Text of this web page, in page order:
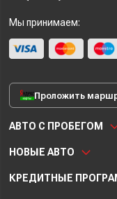
Мы принимаем:
Проложить
АВТО С ПРОБЕГОМ
НОВЫЕ АВТО
КРЕДИТНЫЕ